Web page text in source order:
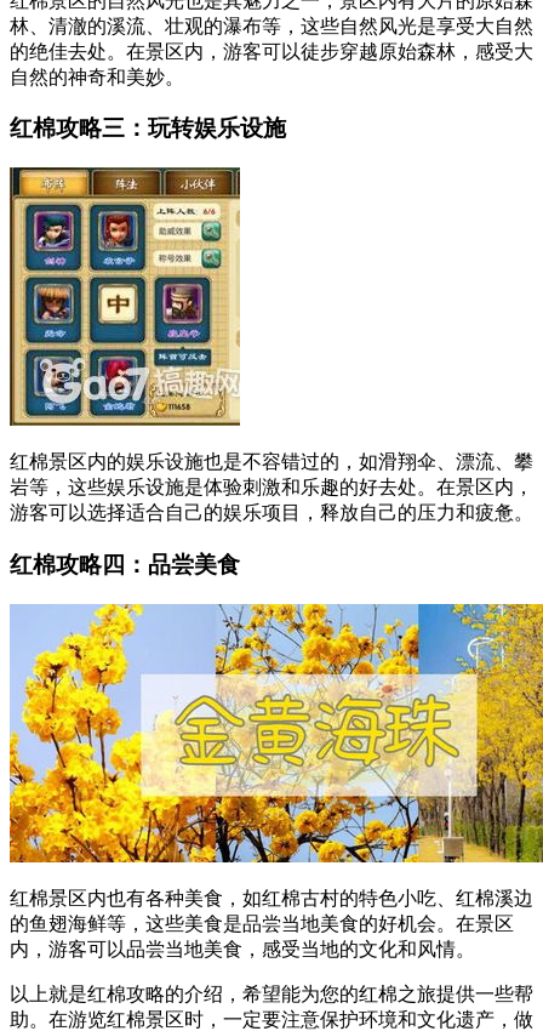
林、清澈的溪流、壮观的瀑布等，这些自然风光是享受大自然
的绝佳去处。在景区内，游客可以徒步穿越原始森林，感受大
自然的神奇和美妙。
红棉攻略三：玩转娱乐设施
红棉景区内的娱乐设施也是不容错过的，如滑翔伞、漂流、攀
岩等，这些娱乐设施是体验刺激和乐趣的好去处。在景区内，
游客可以选择适合自己的娱乐项目，释放自己的压力和疲惫。
红棉攻略四：品尝美食
红棉景区内也有各种美食，如红棉古村的特色小吃、红棉溪边
的鱼翅海鲜等，这些美食是品尝当地美食的好机会。在景区
内，游客可以品尝当地美食，感受当地的文化和风情。
以上就是红棉攻略的介绍，希望能为您的红棉之旅提供一些帮
助。在游览红棉景区时，一定要注意保护环境和文化遗产，做